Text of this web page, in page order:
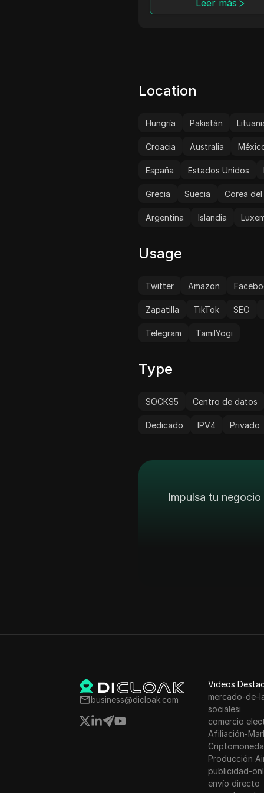
Leer más
Location
Hungría Pakistán
Croacia Australia
España Estados Unidos
Grecia Suecia Corea del
Argentina Islandia
Usage
Twitter Amazon
Zapatilla TikTok SEO
Telegram TamilYogi
Type
SOCKS5 Centro de datos
Dedicado IPV4 Privado
Impulsa tu
business@dicloak.com
Videos
mercado-de-
socialesi
comercio
Afiliación-
Producción
publicidad-
envío directo